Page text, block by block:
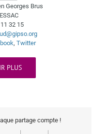
Georges Brus
32 15
, Twitter
PLUS
partage compte !